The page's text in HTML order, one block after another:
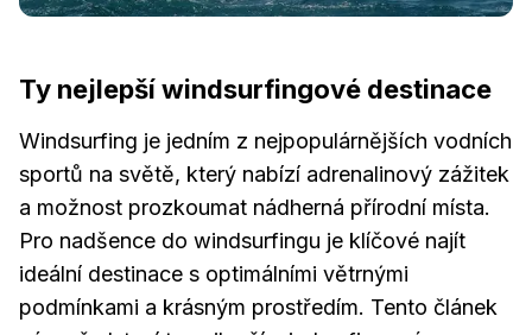
Ty nejlepší windsurfingové destinace
Windsurfing je jedním z nejpopulárnějších vodních
sportů na světě, který nabízí adrenalinový zážitek
a možnost prozkoumat nádherná přírodní místa.
Pro nadšence do windsurfingu je klíčové najít
ideální destinace s optimálními větrnými
podmínkami a krásným prostředím. Tento článek